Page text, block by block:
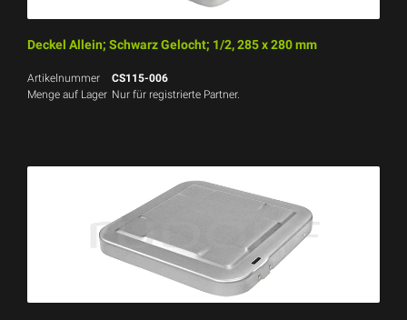
Deckel Allein; Schwarz Gelocht; 1/2, 285 x 280 mm
Artikelnummer
CS115-006
Menge auf Lager Nur für registrierte Partner.